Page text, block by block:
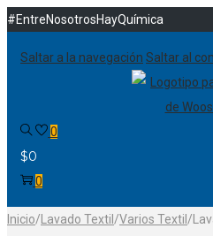
#EntreNosotrosHayQuímica
Saltar a la navegación Saltar al
0
$0
0
Inicio/ Lavado Textil /Varios Textil /